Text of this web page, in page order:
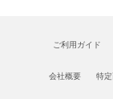
ご利用ガイド
会社概要 特